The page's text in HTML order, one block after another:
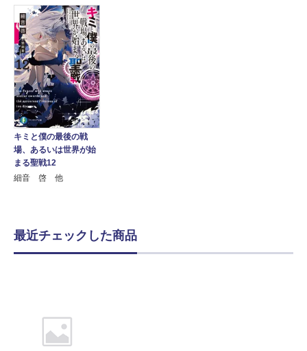
キミと僕の最後の戦
場、あるいは世界が始
まる聖戦12
細音 啓 他
最近チェックした商品